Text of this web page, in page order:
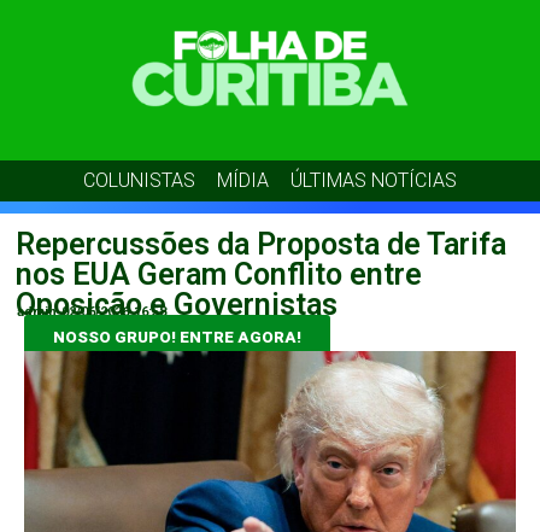
COLUNISTAS MÍDIA ÚLTIMAS NOTÍCIAS
Repercussões da Proposta de Tarifa
nos EUA Geram Conflito entre
Oposição e Governistas
admin 02/06/2026 16:58
NOSSO GRUPO! ENTRE AGORA!